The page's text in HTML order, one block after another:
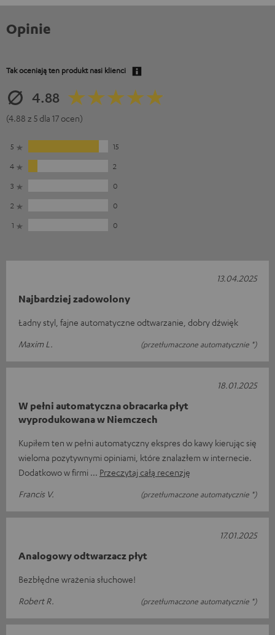
Opinie
Tak oceniają ten produkt nasi klienci
4.88
(4.88 z 5 dla 17 ocen)
5
15
4
2
3
0
2
0
1
0
Najbardziej zadowolony
Ładny styl, fajne automatyczne odtwarzanie, dobry dźwięk
Maxim L.
(przetłumaczone automatycznie *)
13.04.2025
W pełni automatyczna obracarka płyt
wyprodukowana w Niemczech
Kupiłem ten w pełni automatyczny ekspres do kawy kierując się
wieloma pozytywnymi opiniami, które znalazłem w internecie.
Dodatkowo w firmi
Przeczytaj całą recenzję
Francis V.
(przetłumaczone automatycznie *)
18.01.2025
Analogowy odtwarzacz płyt
Bezbłędne wrażenia słuchowe!
Robert R.
(przetłumaczone automatycznie *)
17.01.2025